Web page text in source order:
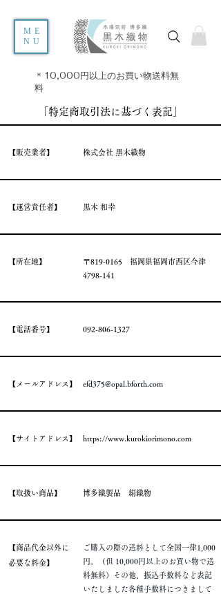
ME
NU
＊10,000円以上のお買い物送料無
料
​「特定商取引法に基づく表記」
​【販売業者】 ​株式会社 黒木織物
​【運営責任者】 ​黒木 和幸
​【所在地】
​〒819-0165 福岡県福岡市西区今津
4798-141
​【電話番号】 092-806-1327
​【メールアドレス】 efd375@opal.bforth.com
​【サイトアドレス】 https://www.kurokiorimono.com
​【取扱い商品】 ​博多織製品 絹織物
​【商品代金以外に
必要な料金】
ご購入の際の送料として全国一律1,000
円。
（但 10,000円以上のお買い物で送
料無料）その他、振込手数料など表記
いたしました各種手数料につきまして